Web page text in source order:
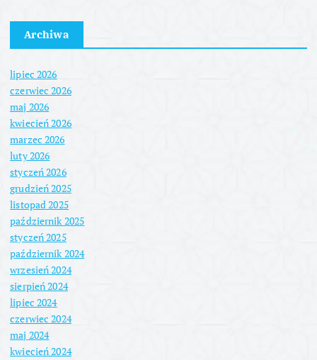
Archiwa
lipiec 2026
czerwiec 2026
maj 2026
kwiecień 2026
marzec 2026
luty 2026
styczeń 2026
grudzień 2025
listopad 2025
październik 2025
styczeń 2025
październik 2024
wrzesień 2024
sierpień 2024
lipiec 2024
czerwiec 2024
maj 2024
kwiecień 2024